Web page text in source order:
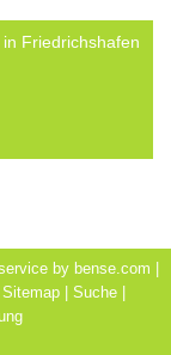
Friedrichshafen
by bense.com |
Sitemap | Suche |